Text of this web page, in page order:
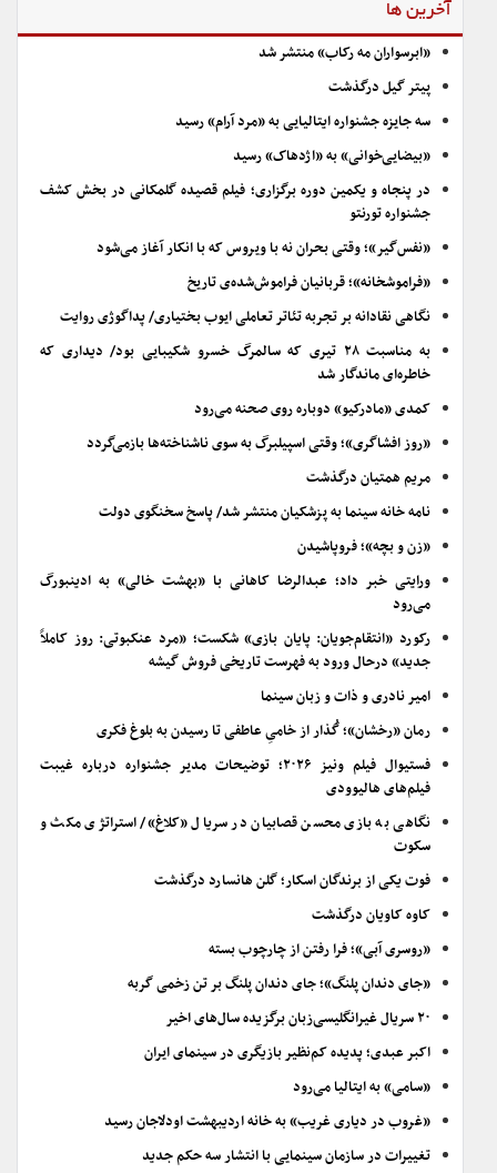
آخرین ها
«ابرسواران مه رکاب» منتشر شد
پیتر گیل درگذشت
سه جایزه جشنواره ایتالیایی به «مرد آرام» رسید
«بیضایی‌خوانی» به «اژدهاک» رسید
در پنجاه و یکمین دوره برگزاری؛ فیلم قصیده گلمکانی در بخش کشف
جشنواره تورنتو
«نفس‌گیر»؛ وقتی بحران نه با ویروس که با انکار آغاز می‌شود
«فراموشخانه»؛ قربانیان فراموش‌شده‌ی تاریخ
نگاهی نقادانه بر تجربه تئاتر تعاملی ایوب بختیاری/ پداگوژی روایت
به مناسبت ۲۸ تیری که سالمرگ خسرو شکیبایی بود/ دیداری که
خاطره‌ای ماندگار شد
کمدی «مادرکیو» دوباره روی صحنه می‌رود
«روز افشاگری»؛ وقتی اسپیلبرگ به سوی ناشناخته‌ها بازمی‌گردد
مریم همتیان درگذشت
نامه خانه سینما به پزشکیان منتشر شد/ پاسخ سخنگوی دولت
«زن و بچه»؛ فروپاشیدن
ورایتی خبر داد؛ عبدالرضا کاهانی با «بهشت خالی» به ادینبورگ
می‌رود
رکورد «انتقام‌جویان: پایان بازی» شکست؛ «مرد عنکبوتی: روز کاملاً
جدید» درحال ورود به فهرست تاریخی فروش گیشه
امیر نادری و ذات و زبان سینما
رمان «رخشان»؛ گُذار از خامیِ عاطفی تا رسیدن به بلوغ فکری
فستیوال فیلم ونیز ۲۰۲۶؛ توضیحات مدیر جشنواره درباره غیبت
فیلم‌های هالیوودی
نگاهی به بازی محسن قصابیان در سریال «کلاغ»/ استراتژی مکث و
سکوت
فوت یکی از برندگان اسکار؛ گلن هانسارد درگذشت
کاوه کاویان درگذشت
«روسری آبی»؛ فرا رفتن از چارچوب بسته
«جای دندان پلنگ»؛ جای دندان پلنگ بر تن زخمی گربه
۲۰ سریال غیرانگلیسی‌زبان برگزیده سال‌های اخیر
اکبر عبدی؛ پدیده کم‌نظیر بازیگری در سینمای ایران
«سامی» به ایتالیا می‌رود
«غروب در دیاری غریب» به خانه اردیبهشت اودلاجان رسید
تغییرات در سازمان سینمایی با انتشار سه حکم جدید